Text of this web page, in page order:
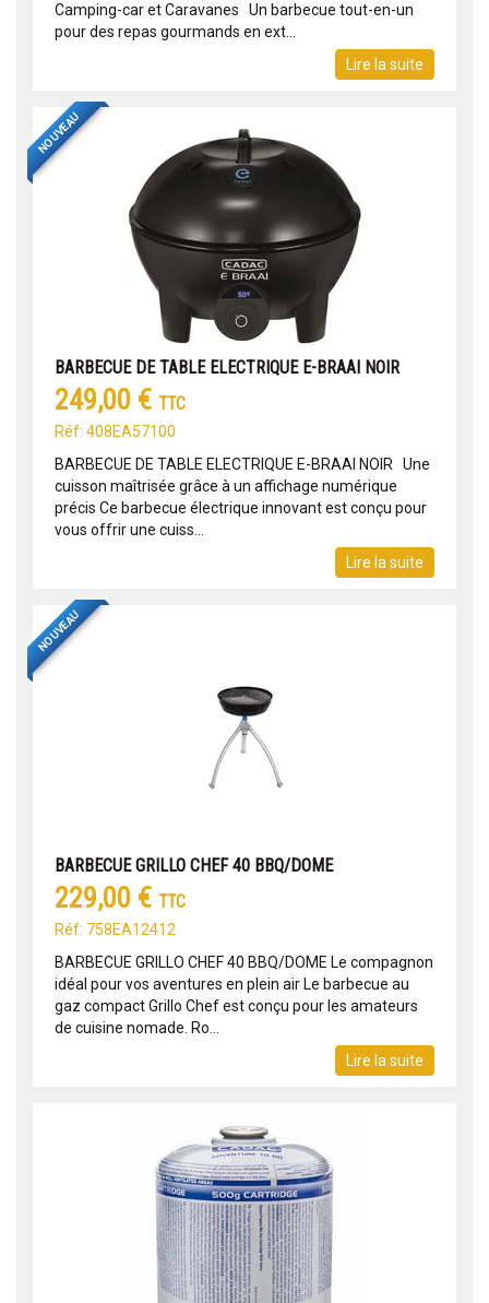
Camping-car et Caravanes Un barbecue tout-en-un
pour des repas gourmands en ext...
Lire la suite
NOUVEAU
BARBECUE DE TABLE ELECTRIQUE E-BRAAI NOIR
249,00 € TTC
Réf: 408EA57100
BARBECUE DE TABLE ELECTRIQUE E-BRAAI NOIR Une
cuisson maîtrisée grâce à un affichage numérique
précis Ce barbecue électrique innovant est conçu pour
vous offrir une cuiss...
Lire la suite
NOUVEAU
BARBECUE GRILLO CHEF 40 BBQ/DOME
229,00 € TTC
Réf: 758EA12412
BARBECUE GRILLO CHEF 40 BBQ/DOME Le compagnon
idéal pour vos aventures en plein air Le barbecue au
gaz compact Grillo Chef est conçu pour les amateurs
de cuisine nomade. Ro...
Lire la suite